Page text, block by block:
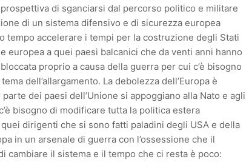
di sganciarsi dal percorso politico e militare
di un sistema difensivo e di sicurezza europea
tempo accelerare i tempi per la costruzione degli Stati
europea a quei paesi balcanici che da venti anni hanno
proprio a causa della guerra per cui c’è bisogno
dell’allargamento. La debolezza dell’Europa è
dei paesi dell’Unione si appoggiano alla Nato e agli
bisogno di modificare tutta la politica estera
dirigenti che si sono fatti paladini degli USA e della
in un arsenale di guerra con l’ossessione che il
cambiare il sistema e il tempo che ci resta è poco: